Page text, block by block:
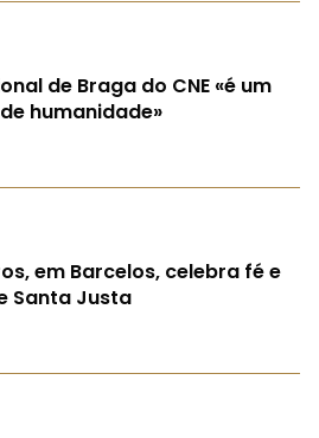
de Braga do CNE «é um
humanidade»
em Barcelos, celebra fé e
Santa Justa